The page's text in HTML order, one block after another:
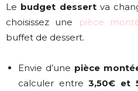
Le budget dessertva
choisissez une
pièce
buffet de dessert.
Envie d’une pièce
calculer entre3,50€ et